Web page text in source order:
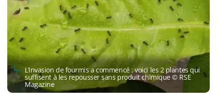
L’invasion de fourmis a commencé : voici les 2 plantes qui
suffisent à les repousser sans produit chimique © RSE
Magazine